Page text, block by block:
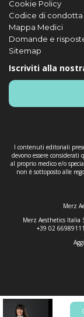
Cookie Policy
Codice di condotta
Mappa Medici
Domande e
Sitemap
Iscriviti alla
I contenuti editoriali
devono essere
al proprio medico e/o
non è sottoposto alle
Merz
Merz Aesthetics Italia
+39 02